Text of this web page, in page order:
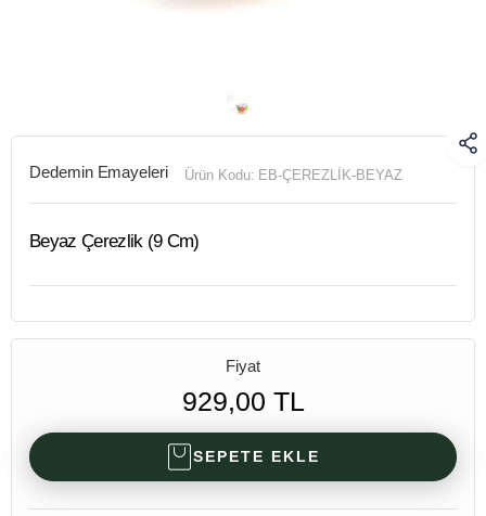
Dedemin Emayeleri Ürün Kodu: EB-ÇEREZLİK-BEYAZ
Beyaz Çerezlik (9 Cm)
Fiyat
929,00 TL
SEPETE EKLE